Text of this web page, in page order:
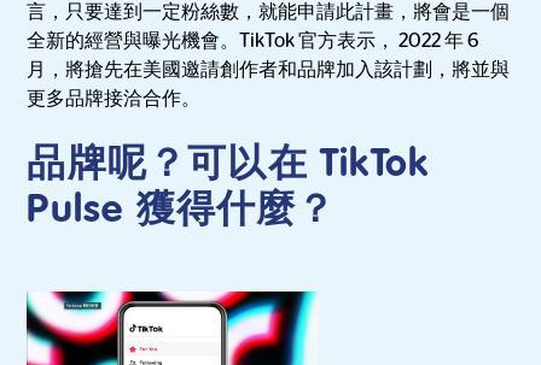
言，只要達到一定粉絲數，就能申請此計畫，將會是一個
全新的經營與曝光機會。TikTok 官方表示， 2022 年 6
月，將搶先在美國邀請創作者和品牌加入該計劃，將並與
更多品牌接洽合作。
品牌呢？可以在 TikTok
Pulse 獲得什麼？